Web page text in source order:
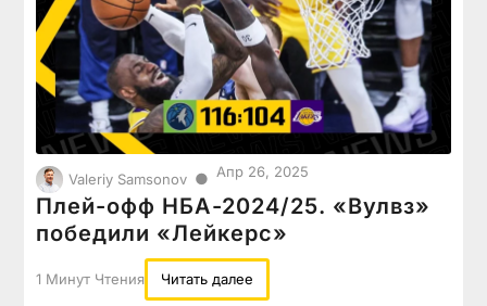
Valeriy Samsonov ● Апр 26, 2025
Плей-офф НБА-2024/25. «Вулвз»
победили «Лейкерс»
1 Минут Чтения Читать далее